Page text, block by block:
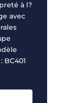
à l?
avec
BC401